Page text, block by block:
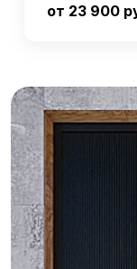
от 23 900